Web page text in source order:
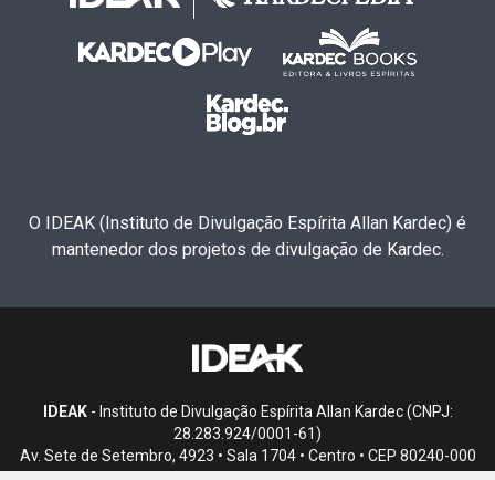
O IDEAK (Instituto de Divulgação Espírita Allan Kardec) é
mantenedor dos projetos de divulgação de Kardec.
IDEAK- Instituto de Divulgação Espírita Allan Kardec (CNPJ:
28.283.924/0001-61)
Av. Sete de Setembro, 4923 • Sala 1704 • Centro • CEP 80240-000